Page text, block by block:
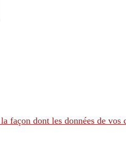
façon dont les données de vos